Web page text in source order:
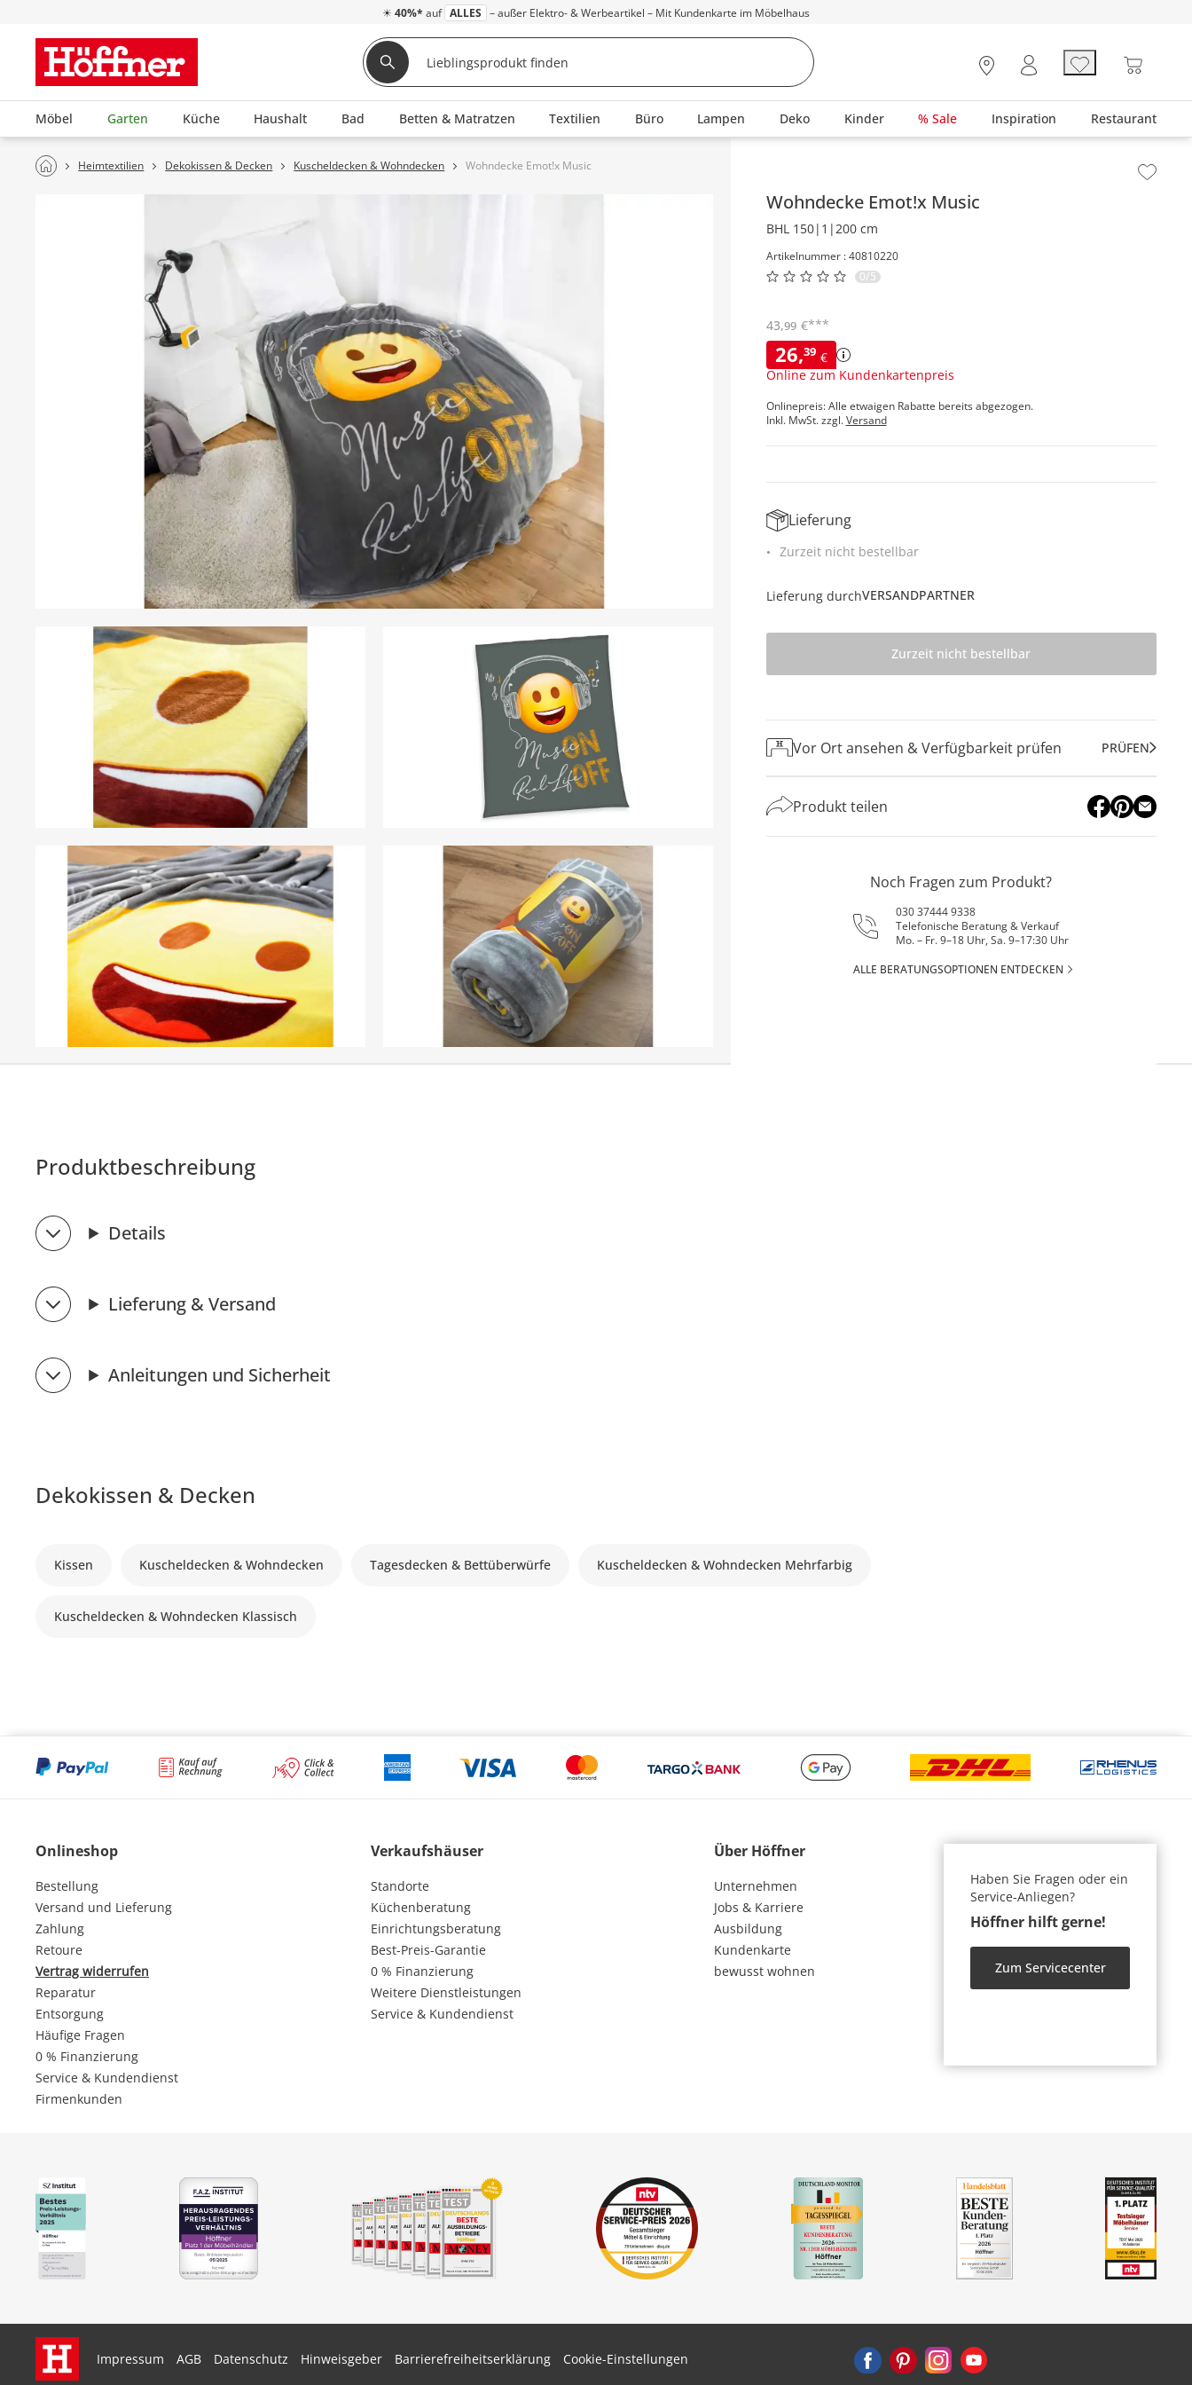
☀ 40%* auf ALLES – außer Elektro- & Werbeartikel – Mit Kundenkarte im Möbelhaus
Möbel Garten Küche Haushalt Bad Betten & Matratzen Textilien Büro Lampen Deko Kinder % Sale Inspiration Restaurant
Heimtextilien Dekokissen & Decken Kuscheldecken & Wohndecken Wohndecke Emot!x Music
Wohndecke Emot!x Music
BHL 150|1|200 cm
Artikelnummer : 40810220
0/5
26,39 €
Online zum Kundenkartenpreis
43,99 €***
Onlinepreis: Alle etwaigen Rabatte bereits abgezogen.
Inkl. MwSt. zzgl.Versand
Lieferung
Zurzeit nicht bestellbar
Lieferung durchVERSANDPARTNER
Zurzeit nicht bestellbar
Vor Ort ansehen & Verfügbarkeit prüfen PRÜFEN
Produkt teilen
Noch Fragen zum Produkt?
030 37444 9338
Telefonische Beratung & Verkauf
Mo. – Fr. 9–18 Uhr, Sa. 9–17:30 Uhr
ALLE BERATUNGSOPTIONEN ENTDECKEN
Produktbeschreibung
Details
Lieferung & Versand
Anleitungen und Sicherheit
Dekokissen & Decken
Kissen Kuscheldecken & Wohndecken Tagesdecken & Bettüberwürfe Kuscheldecken & Wohndecken Mehrfarbig
Kuscheldecken & Wohndecken Klassisch
Onlineshop
Bestellung
Versand und Lieferung
Zahlung
Retoure
Vertrag widerrufen
Reparatur
Entsorgung
Häufige Fragen
0 % Finanzierung
Service & Kundendienst
Firmenkunden
Verkaufshäuser
Standorte
Küchenberatung
Einrichtungsberatung
Best-Preis-Garantie
0 % Finanzierung
Weitere Dienstleistungen
Service & Kundendienst
Über Höffner
Unternehmen
Jobs & Karriere
Ausbildung
Kundenkarte
bewusst wohnen
Haben Sie Fragen oder ein
Service-Anliegen?
Höffner hilft gerne!
Zum Servicecenter
Impressum AGB Datenschutz Hinweisgeber Barrierefreiheitserklärung Cookie-Einstellungen